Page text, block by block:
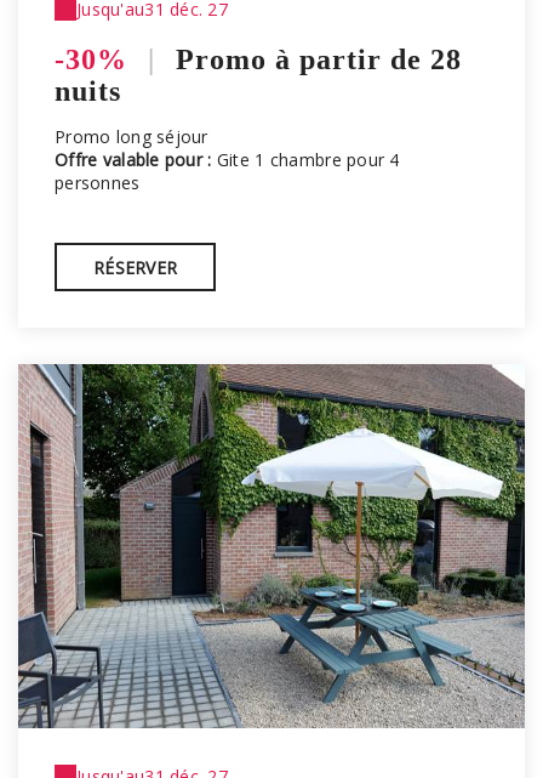
Jusqu'au31 déc. 27
-30% |
Promo à partir de 28
nuits
Promo long séjour
Offre valable pour : Gite 1 chambre pour 4
personnes
RÉSERVER